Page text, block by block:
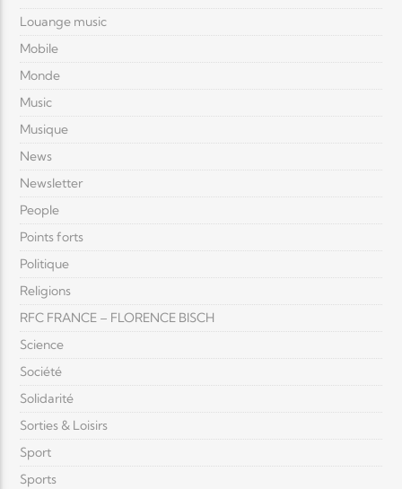
Louange music
Mobile
Monde
Music
Musique
News
Newsletter
People
Points forts
Politique
Religions
RFC FRANCE – FLORENCE BISCH
Science
Société
Solidarité
Sorties & Loisirs
Sport
Sports